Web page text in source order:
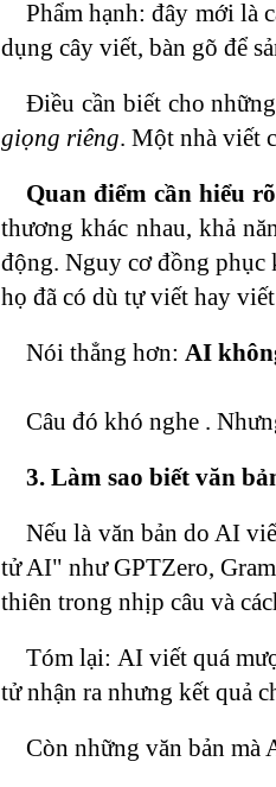
Phẩm hạnh: đây mới là
dụng cây viết, bàn gõ để
Điều cần biết cho
giọng riêng. Một nhà viết
Quan điểm cần hiểu
thương khác nhau, khả
động. Nguy cơ đồng phục
họ đã có dù tự viết hay
Nói thẳng hơn: AI
Câu đó khó nghe .
3. Làm sao biết văn
Nếu là văn bản do AI
tử AI" như GPTZero,
thiên trong nhịp câu và
Tóm lại: AI viết quá
tử nhận ra nhưng kết quả
Còn những văn bản mà